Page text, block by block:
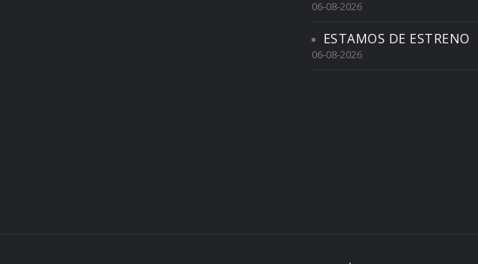
06-08-2026
ESTAMOS DE ESTRENO
06-08-2026